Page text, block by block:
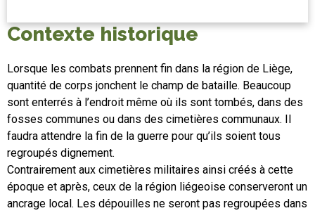
Contexte historique
Lorsque les combats prennent fin dans la région de Liège,
quantité de corps jonchent le champ de bataille. Beaucoup
sont enterrés à l’endroit même où ils sont tombés, dans des
fosses communes ou dans des cimetières communaux. Il
faudra attendre la fin de la guerre pour qu’ils soient tous
regroupés dignement.
Contrairement aux cimetières militaires ainsi créés à cette
époque et après, ceux de la région liégeoise conserveront un
ancrage local. Les dépouilles ne seront pas regroupées dans